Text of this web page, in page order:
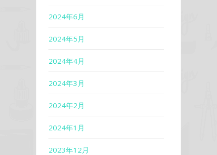
2024年6月
2024年5月
2024年4月
2024年3月
2024年2月
2024年1月
2023年12月